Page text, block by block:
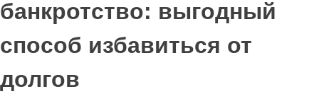
банкротство: выгодный
способ избавиться от
долгов